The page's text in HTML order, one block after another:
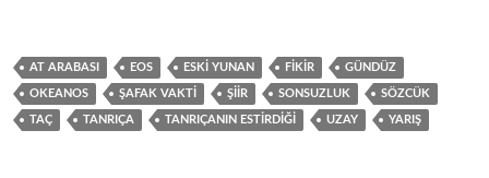
AT ARABASI EOS ESKI YUNAN FIKIR GÜNDÜZ
OKEANOS ŞAFAK VAKTI ŞIIR SONSUZLUK SÖZCÜK
TAÇ TANRIÇA TANRIÇANIN ESTIRDIĞI UZAY YARIŞ